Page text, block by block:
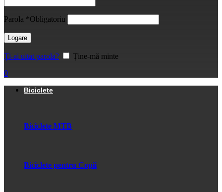
Parola *Obligatoriu
Logare
Ți-ai uitat parola?
Ține-mă minte
0
Biciclete
Biciclete MTB
Biciclete pentru Copii